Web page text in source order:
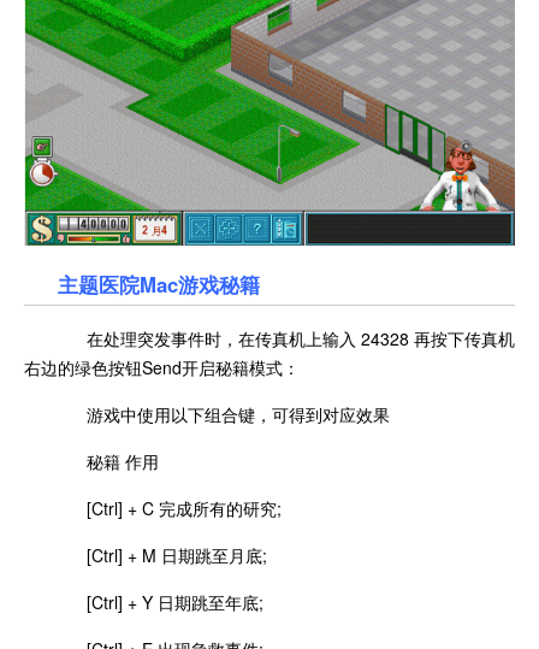
主题医院Mac游戏秘籍
在处理突发事件时，在传真机上输入 24328 再按下传真机
右边的绿色按钮Send开启秘籍模式：
游戏中使用以下组合键，可得到对应效果
秘籍 作用
[Ctrl] + C 完成所有的研究;
[Ctrl] + M 日期跳至月底;
[Ctrl] + Y 日期跳至年底;